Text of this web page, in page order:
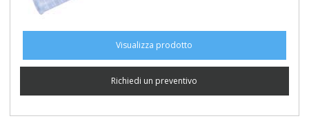
Visualizza prodotto
Richiedi un preventivo